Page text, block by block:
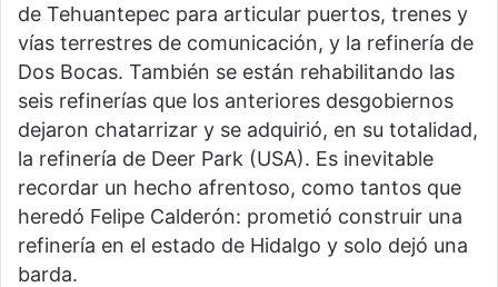
de Tehuantepec para articular puertos, trenes y
vías terrestres de comunicación, y la refinería de
Dos Bocas. También se están rehabilitando las
seis refinerías que los anteriores desgobiernos
dejaron chatarrizar y se adquirió, en su totalidad,
la refinería de Deer Park (USA). Es inevitable
recordar un hecho afrentoso, como tantos que
heredó Felipe Calderón: prometió construir una
refinería en el estado de Hidalgo y solo dejó una
barda.